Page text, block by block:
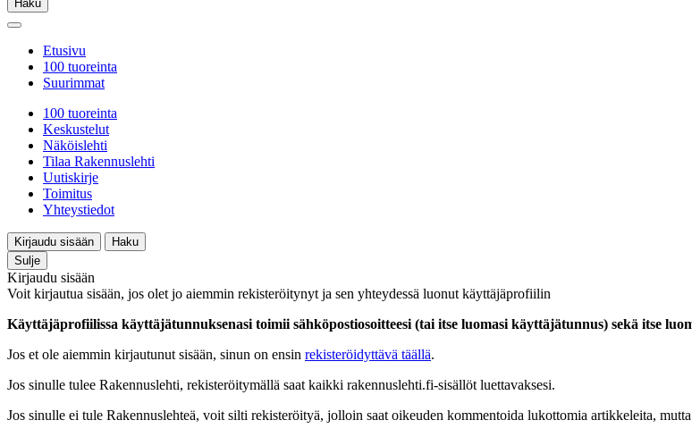
Haku
Etusivu
100 tuoreinta
Suurimmat
100 tuoreinta
Keskustelut
Näköislehti
Tilaa Rakennuslehti
Uutiskirje
Toimitus
Yhteystiedot
Kirjaudu sisään
Haku
Sulje
Kirjaudu sisään
Voit kirjautua sisään, jos olet jo aiemmin rekisteröitynyt ja sen yhteydessä luonut käyttäjäprofiilin
Käyttäjäprofiilissa käyttäjätunnuksenasi toimii sähköpostiosoitteesi (tai itse luomasi käyttäjätunnus) sekä itse
Jos et ole aiemmin kirjautunut sisään, sinun on ensin rekisteröidyttävä täällä.
Jos sinulle tulee Rakennuslehti, rekisteröitymällä saat kaikki rakennuslehti.fi-sisällöt luettavaksesi.
Jos sinulle ei tule Rakennuslehteä, voit silti rekisteröityä, jolloin saat oikeuden kommentoida lukottomia artikkeleita,